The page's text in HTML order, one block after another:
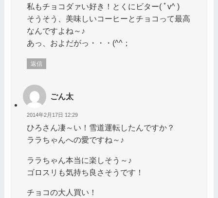
私もチョコダァい好き！とくにビター( ﾟv^ )
そうそう、美味しいコーヒーとチョコって最高
なんですよね～♪
あっ、およだがっ・・・(^^；
返信
ごん太
2014年2月17日 12:29
ひろさん凄～い！雪道運転したんですか？
ララちゃんへの愛ですね～♪
ララちゃん本当に楽しそう～♪
ゴロスリも気持ち良さそうです！
チョコの大人買い！